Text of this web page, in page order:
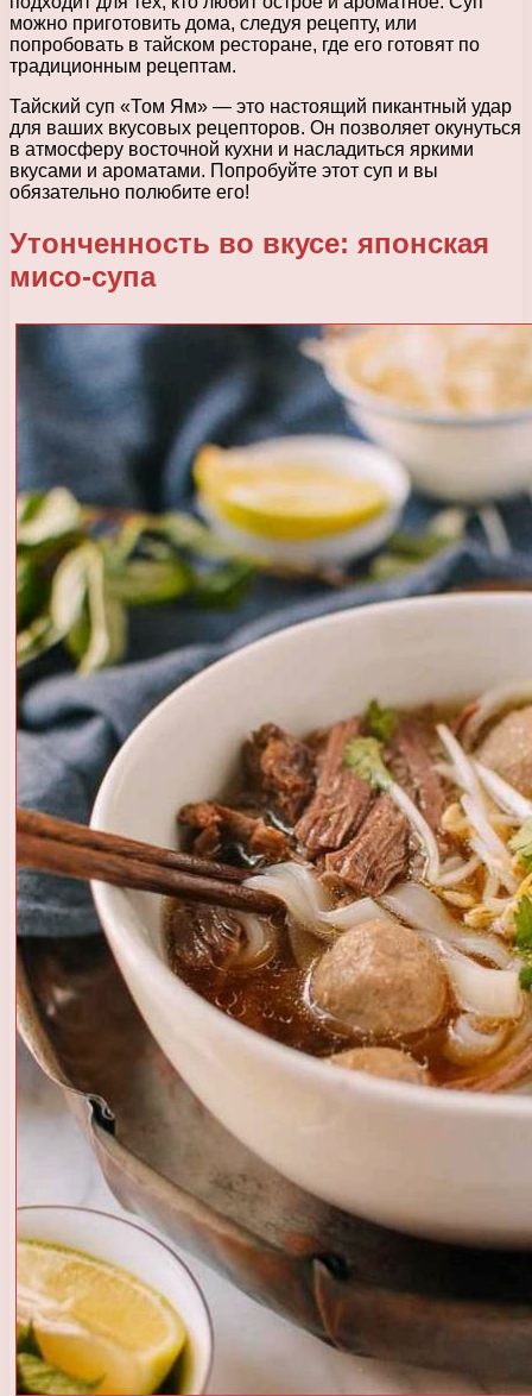
можно приготовить дома, следуя рецепту, или
попробовать в тайском ресторане, где его готовят по
традиционным рецептам.
Тайский суп «Том Ям» — это настоящий пикантный удар
для ваших вкусовых рецепторов. Он позволяет окунуться
в атмосферу восточной кухни и насладиться яркими
вкусами и ароматами. Попробуйте этот суп и вы
обязательно полюбите его!
Утонченность во вкусе: японская
мисо-супа